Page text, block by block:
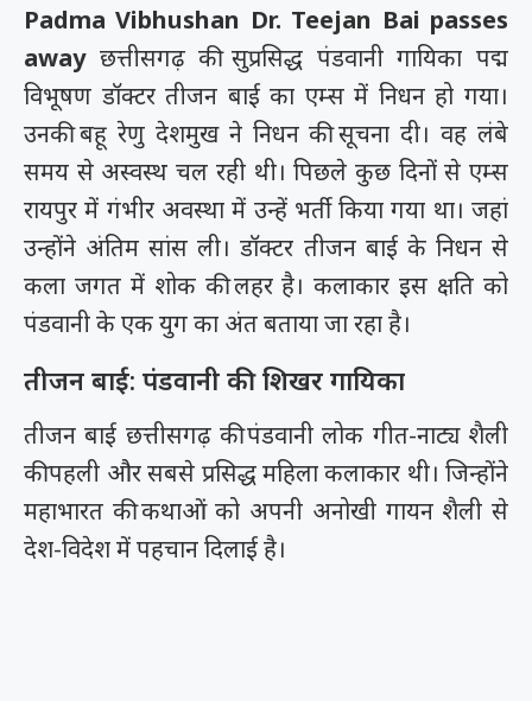
Padma Vibhushan Dr. Teejan Bai passes
away छत्तीसगढ़ की सुप्रसिद्ध पंडवानी गायिका पद्म
विभूषण डॉक्टर तीजन बाई का एम्स में निधन हो गया।
उनकी बहू रेणु देशमुख ने निधन की सूचना दी। वह लंबे
समय से अस्वस्थ चल रही थी। पिछले कुछ दिनों से एम्स
रायपुर में गंभीर अवस्था में उन्हें भर्ती किया गया था। जहां
उन्होंने अंतिम सांस ली। डॉक्टर तीजन बाई के निधन से
कला जगत में शोक की लहर है। कलाकार इस क्षति को
पंडवानी के एक युग का अंत बताया जा रहा है।
तीजन बाई: पंडवानी की शिखर गायिका
तीजन बाई छत्तीसगढ़ की पंडवानी लोक गीत-नाट्य शैली
की पहली और सबसे प्रसिद्ध महिला कलाकार थी। जिन्होंने
महाभारत की कथाओं को अपनी अनोखी गायन शैली से
देश-विदेश में पहचान दिलाई है।